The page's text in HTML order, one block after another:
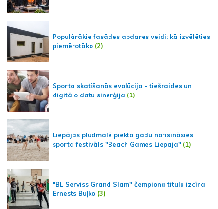
Populārākie fasādes apdares veidi: kā izvēlēties
piemērotāko (2)
Sporta skatīšanās evolūcija - tiešraides un
digitālo datu sinerģija (1)
Liepājas pludmalē piekto gadu norisināsies
sporta festivāls "Beach Games Liepaja" (1)
"BL Serviss Grand Slam" čempiona titulu izcīna
Ernests Buļko (3)